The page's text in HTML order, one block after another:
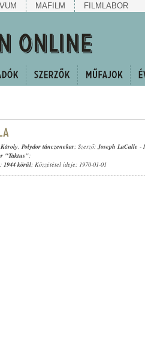
MAFILM FILMLABOR
, Polydor tánczenekar; Szerző:Joseph LaCalle -
"Taktus";
1944 körül; Közzététel ideje: 1970-01-01